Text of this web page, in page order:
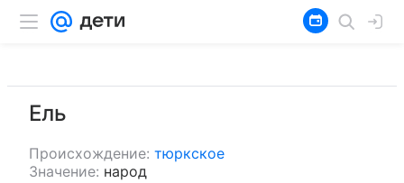
Ель
Происхождение: тюркское
Значение: народ